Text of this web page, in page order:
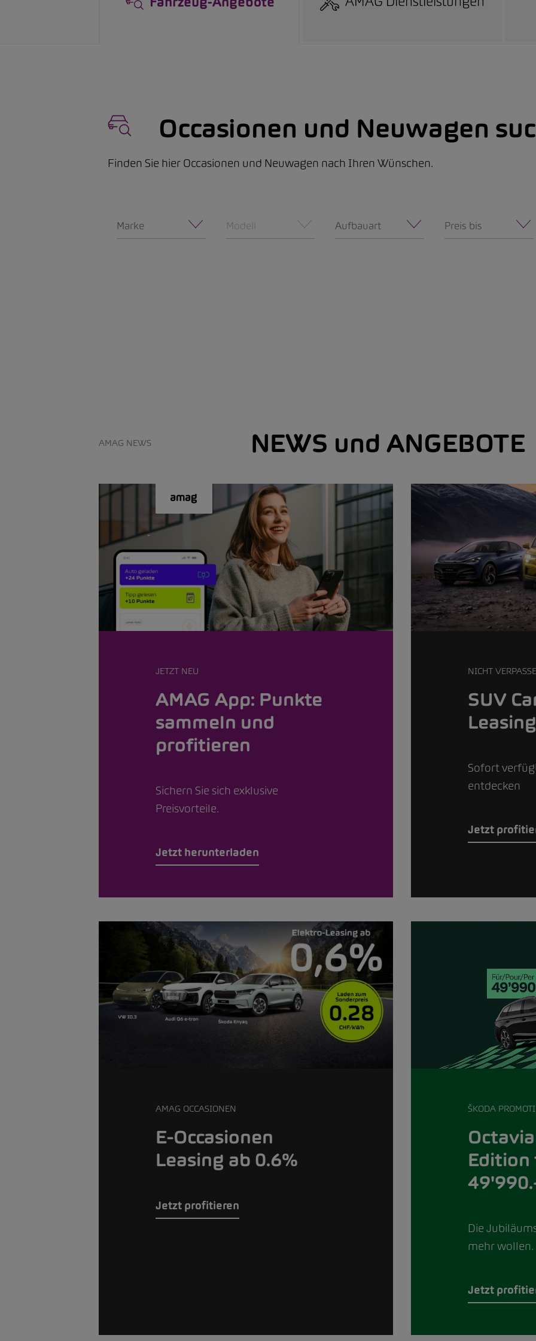
Occasionen und Neuwagen
Finden Sie hier Occasionen und Neuwagen nach Ihren Wünschen.
Marke Modell Aufbauart Preis bis
AMAG NEWS NEWS und ANGEBOTE
JETZT NEU
AMAG App: Punkte
sammeln und
profitieren
Sichern Sie sich exklusive
Preisvorteile.
Jetzt herunterladen
NICHT
SUV
Leasing
Sofort
entdecken
Jetzt
AMAG OCCASIONEN
E-Occasionen
Leasing ab 0.6%
Jetzt profitieren
ŠKODA
Edition
Die
mehr wollen.
Jetzt